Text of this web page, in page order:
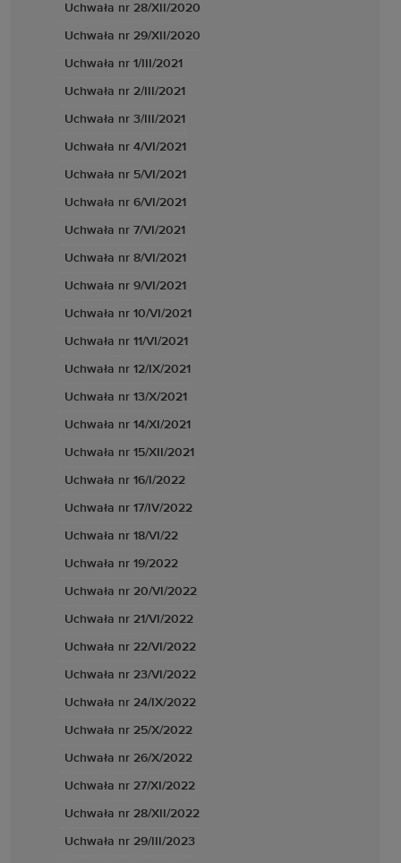
Uchwała nr 28/XII/2020
Uchwała nr 29/XII/2020
Uchwała nr 1/III/2021
Uchwała nr 2/III/2021
Uchwała nr 3/III/2021
Uchwała nr 4/VI/2021
Uchwała nr 5/VI/2021
Uchwała nr 6/VI/2021
Uchwała nr 7/VI/2021
Uchwała nr 8/VI/2021
Uchwała nr 9/VI/2021
Uchwała nr 10/VI/2021
Uchwała nr 11/VI/2021
Uchwała nr 12/IX/2021
Uchwała nr 13/X/2021
Uchwała nr 14/XI/2021
Uchwała nr 15/XII/2021
Uchwała nr 16/I/2022
Uchwała nr 17/IV/2022
Uchwała nr 18/VI/22
Uchwała nr 19/2022
Uchwała nr 20/VI/2022
Uchwała nr 21/VI/2022
Uchwała nr 22/VI/2022
Uchwała nr 23/VI/2022
Uchwała nr 24/IX/2022
Uchwała nr 25/X/2022
Uchwała nr 26/X/2022
Uchwała nr 27/XI/2022
Uchwała nr 28/XII/2022
Uchwała nr 29/III/2023